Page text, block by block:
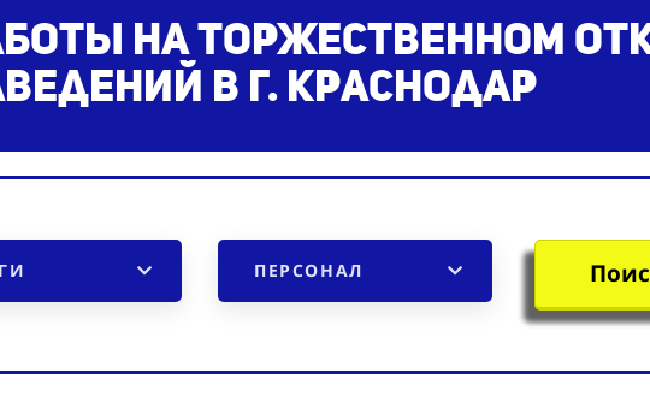
на торжественном
в г. Краснодар
ПЕРСОНАЛ